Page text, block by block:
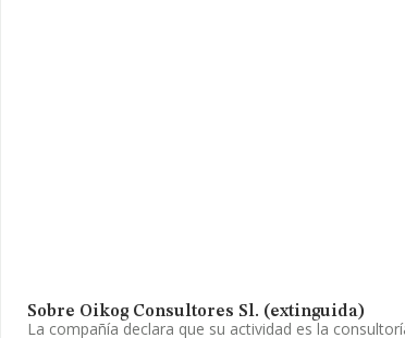
Sobre Oikog Consultores Sl. (extinguida)
La compañía declara que su actividad es la